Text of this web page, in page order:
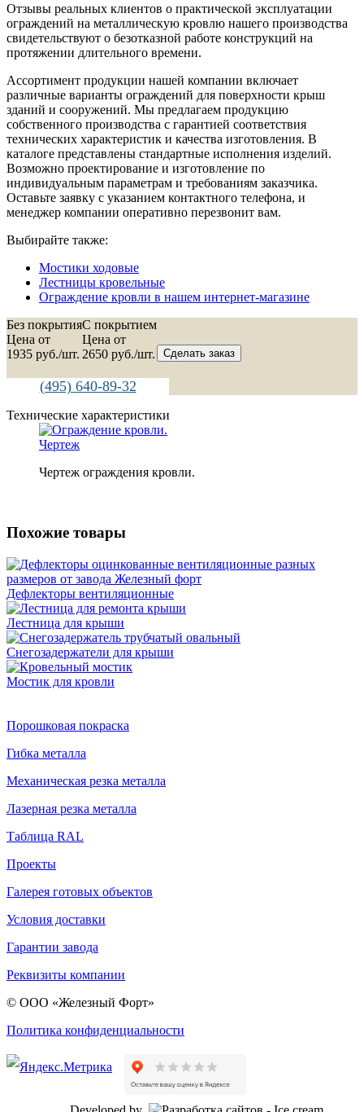
Отзывы реальных клиентов о практической эксплуатации
ограждений на металлическую кровлю нашего производства
свидетельствуют о безотказной работе конструкций на
протяжении длительного времени.
Ассортимент продукции нашей компании включает
различные варианты ограждений для поверхности крыш
зданий и сооружений. Мы предлагаем продукцию
собственного производства с гарантией соответствия
технических характеристик и качества изготовления. В
каталоге представлены стандартные исполнения изделий.
Возможно проектирование и изготовление по
индивидуальным параметрам и требованиям заказчика.
Оставьте заявку с указанием контактного телефона, и
менеджер компании оперативно перезвонит вам.
Выбирайте также:
Мостики ходовые
Лестницы кровельные
Ограждение кровли в нашем интернет-магазине
Без покрытия
Цена от
1935 руб./шт.
C покрытием
Цена от
2650 руб./шт. Сделать заказ
(495) 640-89-32
Технические характеристики
Чертеж ограждения кровли.
Похожие товары
Дефлекторы вентиляционные
Лестница для крыши
Снегозадержатели для крыши
Мостик для кровли
Порошковая покраска
Гибка металла
Механическая резка металла
Лазерная резка металла
Таблица RAL
Проекты
Галерея готовых объектов
Условия доставки
Гарантии завода
Реквизиты компании
© ООО «Железный Форт»
Политика конфиденциальности